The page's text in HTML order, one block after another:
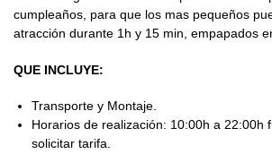
cumpleaños, para que los mas pequeños
atracción durante 1h y 15 min, empapados
QUE INCLUYE:
Transporte y Montaje.
Horarios de realización: 10:00h a 22:00h
solicitar tarifa.